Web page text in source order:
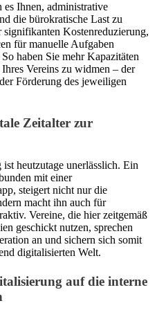
es Ihnen, administrative
die bürokratische Last zu
Kostenreduzierung,
für manuelle Aufgaben
haben Sie mehr Kapazitäten
Vereins zu widmen – der
Förderung des jeweiligen
Zeitalter zur
heutzutage unerlässlich. Ein
mit einer
steigert nicht nur die
macht ihn auch für
Vereine, die hier zeitgemäß
geschickt nutzen, sprechen
an und sichern sich somit
digitalisierten Welt.
auf die interne